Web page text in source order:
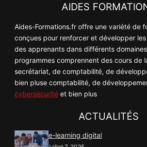
AIDES
Aides-Formations.fr offre une variété de
conçues pour renforcer et développer
des apprenants dans différents
programmes comprennent des cours de
secrétariat, de comptabilité, de
bien pluse comptabilité, de
cybersécurité et bien plus
ACTUALITÉS
e-learning digital